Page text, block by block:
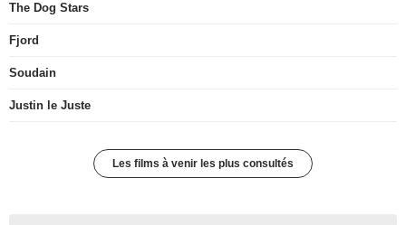
The Dog Stars
Fjord
Soudain
Justin le Juste
Les films à venir les plus consultés